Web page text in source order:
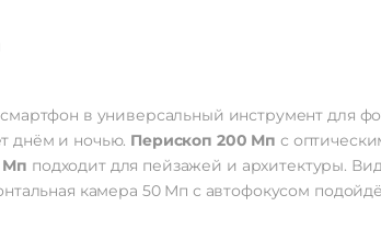
в универсальный инструмент для
днём и ночью. Перископ 200 Мп с
Мп подходит для пейзажей и архитектуры.
камера 50 Мп с автофокусом